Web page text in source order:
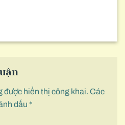
được hiển thị công khai. Các
dấu *